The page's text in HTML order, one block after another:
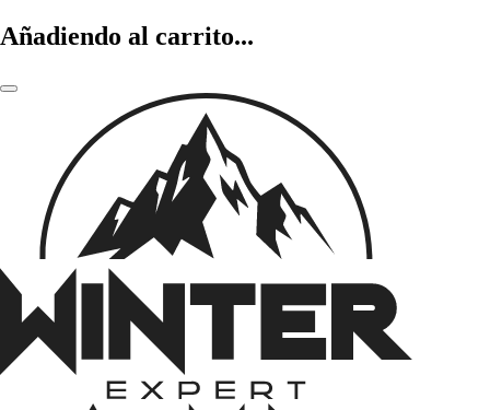
Añadiendo al carrito...